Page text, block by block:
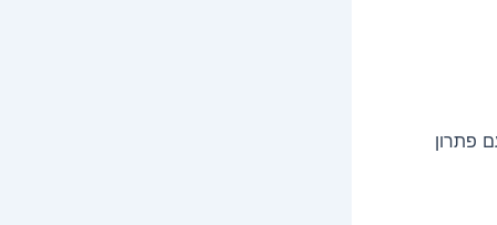
פתרון